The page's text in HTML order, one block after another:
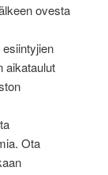
ovesta
aikataulut
Ota